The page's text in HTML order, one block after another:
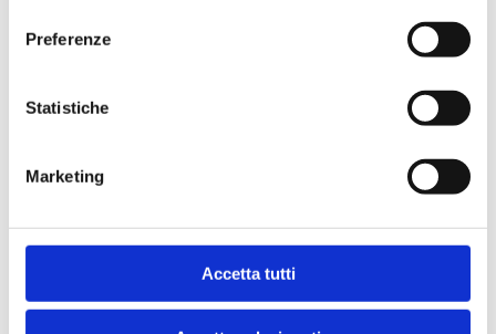
Preferenze
Statistiche
Marketing
Accetta tutti
AnciLab ha pubblicato l’avviso 1/2026 del bando_Neet per
Attivo dal 20 MAGGIO 2026 fino alle ore 12.00 del 03